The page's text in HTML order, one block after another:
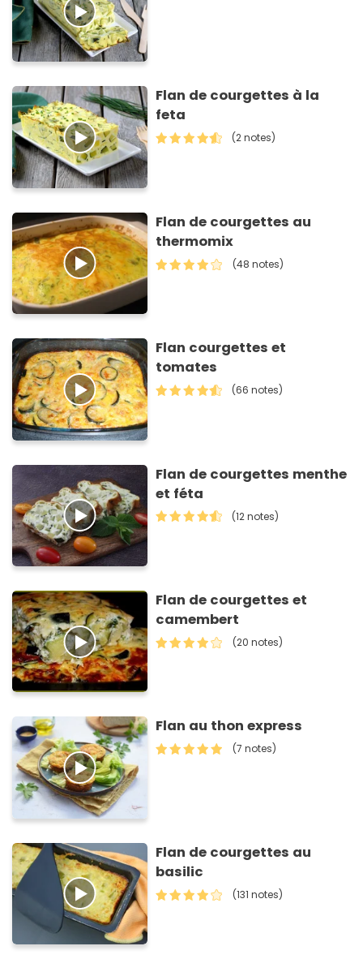
Flan de courgettes à la
feta
(2 notes)
Flan de courgettes au
thermomix
(48 notes)
Flan courgettes et
tomates
(66 notes)
Flan de courgettes menthe
et féta
(12 notes)
Flan de courgettes et
camembert
(20 notes)
Flan au thon express
(7 notes)
Flan de courgettes au
basilic
(131 notes)